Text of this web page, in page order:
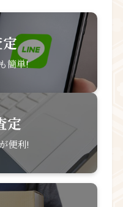
簡単!
定
便利!